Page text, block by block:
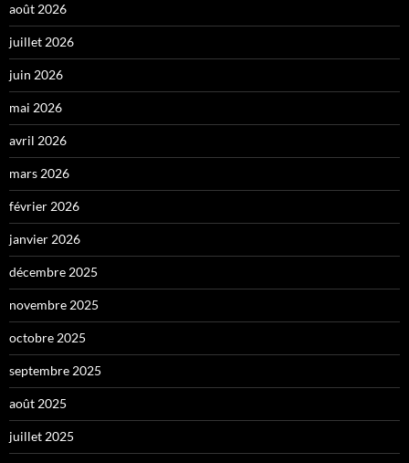
août 2026
juillet 2026
juin 2026
mai 2026
avril 2026
mars 2026
février 2026
janvier 2026
décembre 2025
novembre 2025
octobre 2025
septembre 2025
août 2025
juillet 2025